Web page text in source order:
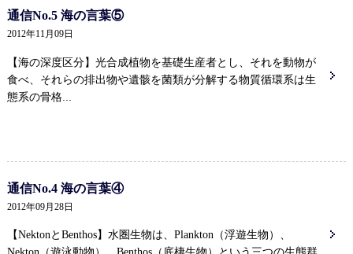
通信No.5 海の言葉⑤
2012年11月09日
【海の深度区分】光合成植物を基礎生産者とし、それを動物が
食べ、それらの排出物や遺骸を菌類が分解する物質循環系は生
態系の骨格...
通信No.4 海の言葉④
2012年09月28日
【NektonとBenthos】水圏生物は、Plankton（浮遊生物）、